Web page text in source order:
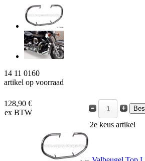
14 11 0160
artikel op voorraad
128,90 €
ex BTW
2e keus artikel